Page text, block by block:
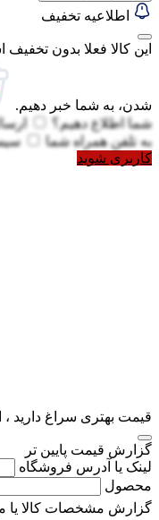
اطلاعیه تخفیف
این کالا فعلا بدون
شدن، به شما خبر دهیم.
شما اطلاع دهیم؟
به تلفن همراه شما
کاربری شوید
قیمت بهتری سراغ دارید ،
گزارش قیمت پایین تر
لینک یا آدرس فروشگاه
محصول
گزارش مشخصات کالا یا